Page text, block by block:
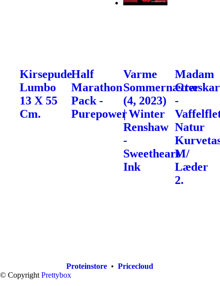
Kirsepude
Lumbo
13 X 55
Cm.
Half
Marathon
Pack -
Purepower
Varme
Sommernætter
(4, 2023)
| Winter
Renshaw
-
Sweetheart
Ink
Madam
Græskar
-
Natur
M/
Læder
2.
Proteinstore •Pricecloud
© Copyright Prettybox